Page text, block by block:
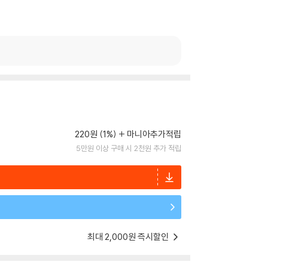
220원 (1%) 마니아추가적립
5만원 이상 구매 시 2천원 추가 적립
최대 2,000원 즉시할인